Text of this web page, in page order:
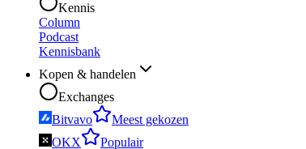
Kennis
Column
Podcast
Kennisbank
Kopen & handelen
Exchanges
Bitvavo
Meest gekozen
OKX
Populair